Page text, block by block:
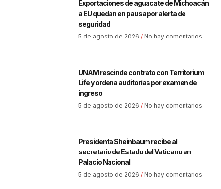
Exportaciones de aguacate de Michoacán
a EU quedan en pausa por alerta de
seguridad
5 de agosto de 2026 No hay comentarios
UNAM rescinde contrato con Territorium
Life y ordena auditorías por examen de
ingreso
5 de agosto de 2026 No hay comentarios
Presidenta Sheinbaum recibe al
secretario de Estado del Vaticano en
Palacio Nacional
5 de agosto de 2026 No hay comentarios